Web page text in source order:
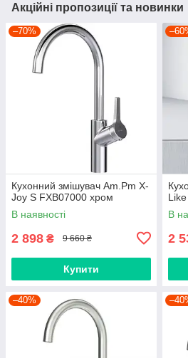
Акційні пропозиції та новинки
–70%
Кухонний змішувач Am.Pm X-
Joy S FXB07000 хром
В наявності
2 898 ₴ 9 660 ₴
Купити
В
2
–40%